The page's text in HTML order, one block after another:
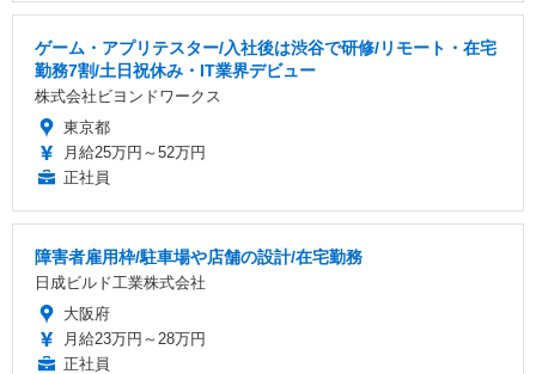
ゲーム・アプリテスター/入社後は渋谷で研修/リモート・在宅
勤務7割/土日祝休み・IT業界デビュー
株式会社ビヨンドワークス
東京都
月給25万円～52万円
正社員
障害者雇用枠/駐車場や店舗の設計/在宅勤務
日成ビルド工業株式会社
大阪府
月給23万円～28万円
正社員